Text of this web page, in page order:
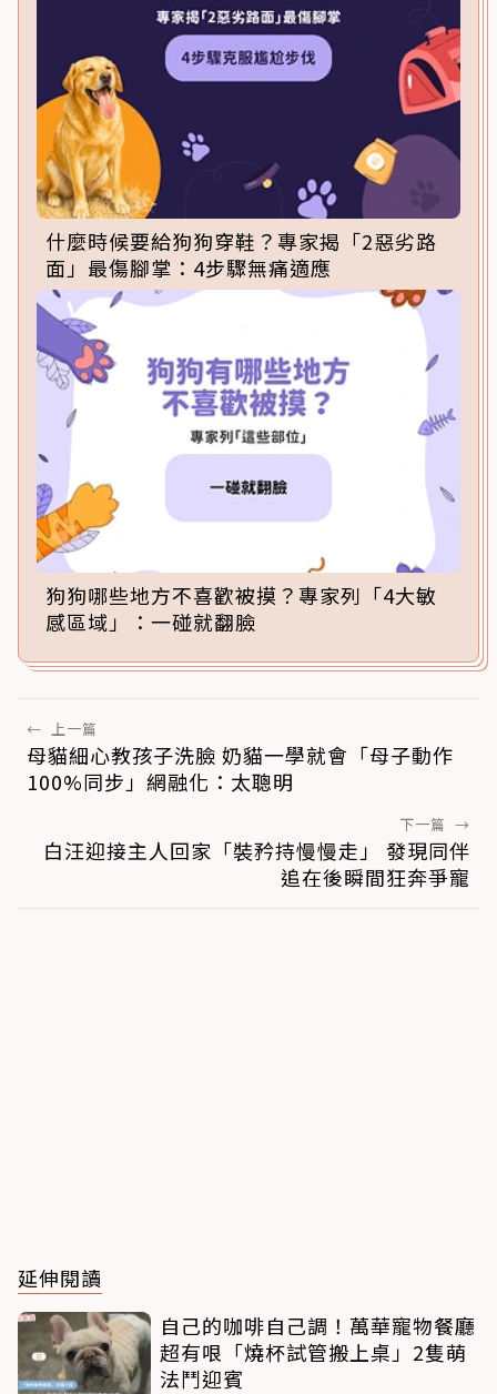
什麼時候要給狗狗穿鞋？專家揭「2惡劣路
面」最傷腳掌：4步驟無痛適應
狗狗哪些地方不喜歡被摸？專家列「4大敏
感區域」：一碰就翻臉
← 上一篇
母貓細心教孩子洗臉 奶貓一學就會「母子動作
100%同步」網融化：太聰明
下一篇 →
白汪迎接主人回家「裝矜持慢慢走」 發現同伴
追在後瞬間狂奔爭寵
延伸閱讀
自己的咖啡自己調！萬華寵物餐廳
超有哏「燒杯試管搬上桌」2隻萌
法鬥迎賓